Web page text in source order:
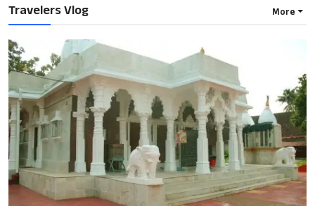
Travelers Vlog More